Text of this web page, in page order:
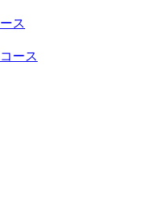
ス
ース